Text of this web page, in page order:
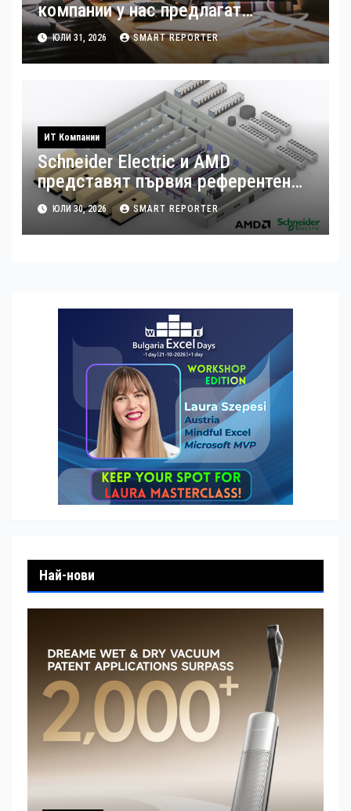
компании у нас предлагат
хибридна работа
ЮЛИ 31, 2026 SMART REPORTER
ИТ Компании
Schneider Electric и AMD
представят първия референтен
дизайн на платформата Helios за
ускорено изграждане на фабрики
за ИИ
ЮЛИ 30, 2026 SMART REPORTER
Най-нови